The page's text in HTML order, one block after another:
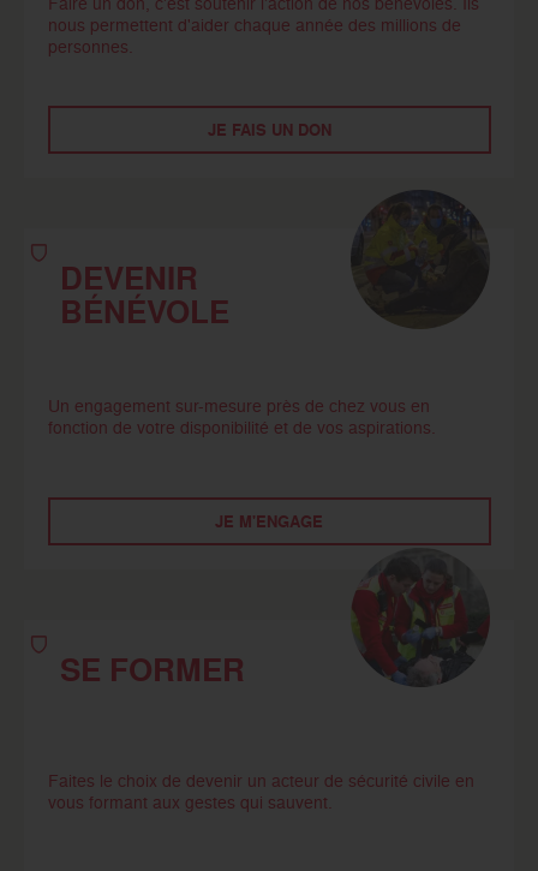
nous permettent d'aider chaque année des millions de
personnes.
JE FAIS UN DON
DEVENIR
BÉNÉVOLE
Un engagement sur-mesure près de chez vous en
fonction de votre disponibilité et de vos aspirations.
JE M'ENGAGE
SE FORMER
Faites le choix de devenir un acteur de sécurité civile en
vous formant aux gestes qui sauvent.